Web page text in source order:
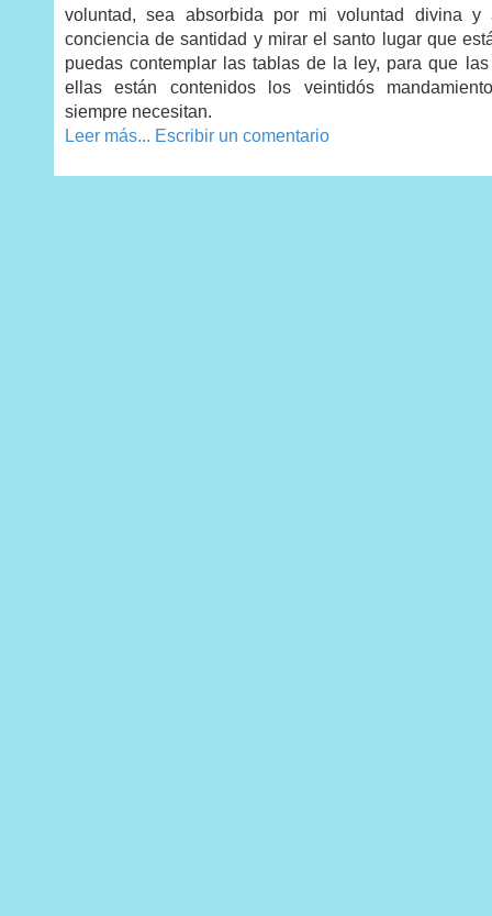
voluntad, sea absorbida por mi voluntad divina y
conciencia de santidad y mirar el santo lugar que
puedas contemplar las tablas de la ley, para que
ellas están contenidos los veintidós
siempre necesitan.
Leer más... Escribir un comentario